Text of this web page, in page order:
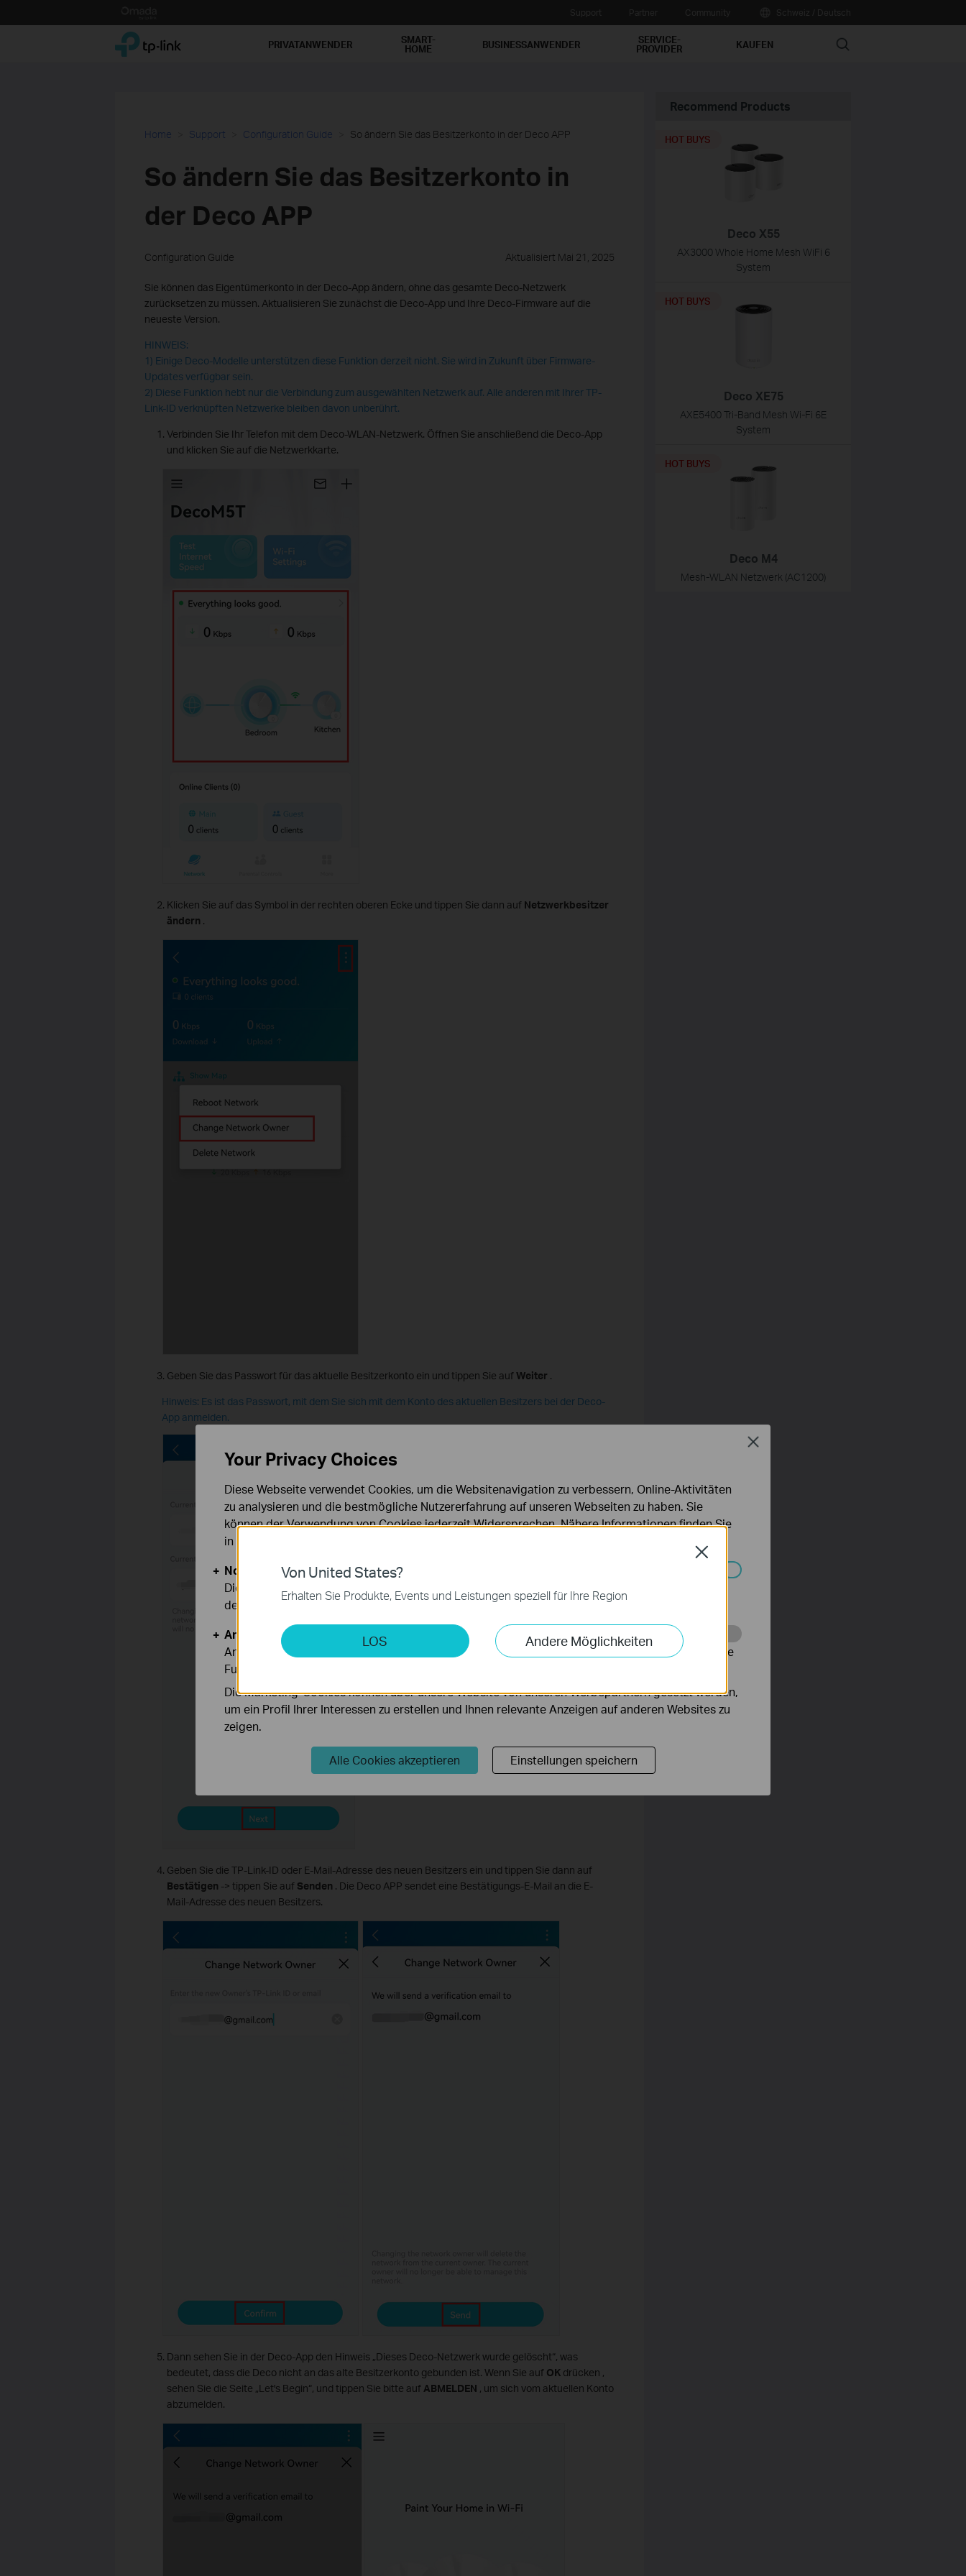
to
TP-Link, Reliably Smart PRIVATANWENDER SMART-
HOME BUSINESSANWENDER SERVICE-
PROVIDER KAUFEN Search
Home Support Configuration Guide So ändern Sie das Besitzerkonto in der Deco APP
So ändern Sie das Besitzerkonto in
der Deco APP
Configuration Guide Aktualisiert Mai 21, 2025
Sie können das Eigentümerkonto in der Deco-App ändern, ohne das gesamte Deco-Netzwerk
zurücksetzen zu müssen. Aktualisieren Sie zunächst die Deco-App und Ihre Deco-Firmware auf die
neueste Version.
HINWEIS:
1) Einige Deco-Modelle unterstützen diese Funktion derzeit nicht. Sie wird in Zukunft über Firmware-
Updates verfügbar sein.
2) Diese Funktion hebt nur die Verbindung zum ausgewählten Netzwerk auf. Alle anderen mit Ihrer TP-
Link-ID verknüpften Netzwerke bleiben davon unberührt.
Verbinden Sie Ihr Telefon mit dem Deco-WLAN-Netzwerk. Öffnen Sie anschließend die Deco-App
und klicken Sie auf die Netzwerkkarte.
Klicken Sie auf das Symbol in der rechten oberen Ecke und tippen Sie dann auf Netzwerkbesitzer
ändern .
Geben Sie das Passwort für das aktuelle Besitzerkonto ein und tippen Sie aufWeiter .
Hinweis: Es ist das Passwort, mit dem Sie sich mit dem Konto des aktuellen Besitzers bei der Deco-
App anmelden.
Geben Sie die TP-Link-ID oder E-Mail-Adresse des neuen Besitzers ein und tippen Sie dann auf
Bestätigen -> tippen Sie auf Senden . Die Deco APP sendet eine Bestätigungs-E-Mail an die E-
Mail-Adresse des neuen Besitzers.
Dann sehen Sie in der Deco-App den Hinweis „Dieses Deco-Netzwerk wurde gelöscht“, was
bedeutet, dass die Deco nicht an das alte Besitzerkonto gebunden ist. Wenn Sie auf OKdrücken ,
sehen Sie die Seite „Let's Begin“, und tippen Sie bitte auf ABMELDEN , um sich vom aktuellen Konto
abzumelden.
Recommend Products
Deco X55
AX3000 Whole Home Mesh WiFi 6
System
HOT BUYS
Deco XE75
AXE5400 Tri-Band Mesh Wi-Fi 6E
System
HOT BUYS
Deco M4
Mesh-WLAN Netzwerk (AC1200)
HOT BUYS
Von United States?
Erhalten Sie Produkte, Events und Leistungen speziell für Ihre Region
LOS Andere Möglichkeiten
Close
Your Privacy Choices
Diese Webseite verwendet Cookies, um die Websitenavigation zu verbessern, Online-Aktivitäten
zu analysieren und die bestmögliche Nutzererfahrung auf unseren Webseiten zu haben. Sie
können der Verwendung von Cookies jederzeit Widersprechen. Nähere Informationen finden Sie
in unseren
Notwendige Cookies
Diese Cookies sind zur Funktion der Website erforderlich und können in Ihren Systemen nicht
deaktiviert werden.
Analyse- und Marketing-Cookies
Analyse-Cookies ermöglichen es uns, Ihre Aktivitäten auf unserer Website zu analysieren, um die
Funktionsweise unserer Website zu verbessern und anzupassen.
Die Marketing-Cookies können über unsere Website von unseren Werbepartnern gesetzt werden,
um ein Profil Ihrer Interessen zu erstellen und Ihnen relevante Anzeigen auf anderen Websites zu
zeigen.
Alle Cookies akzeptieren Einstellungen speichern
Close